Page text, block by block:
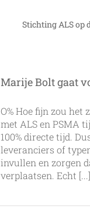
Stichting ALS op
Marije Bolt gaat
O% Hoe fijn zou het
met ALS en PSMA
100% directe tijd.
leveranciers of
invullen en zorgen
verplaatsen. Echt [...]